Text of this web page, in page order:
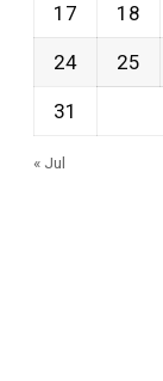
17 18
24 25
31
« Jul